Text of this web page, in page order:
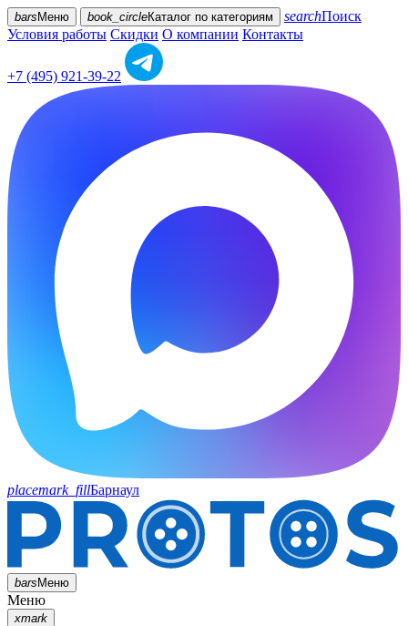
bars Меню book_circleКаталог по категориям searchПоиск
Условия работы Скидки О компании Контакты
+7 (495) 921-39-22
placemark_fillБарнаул
barsМеню
Меню
xmark